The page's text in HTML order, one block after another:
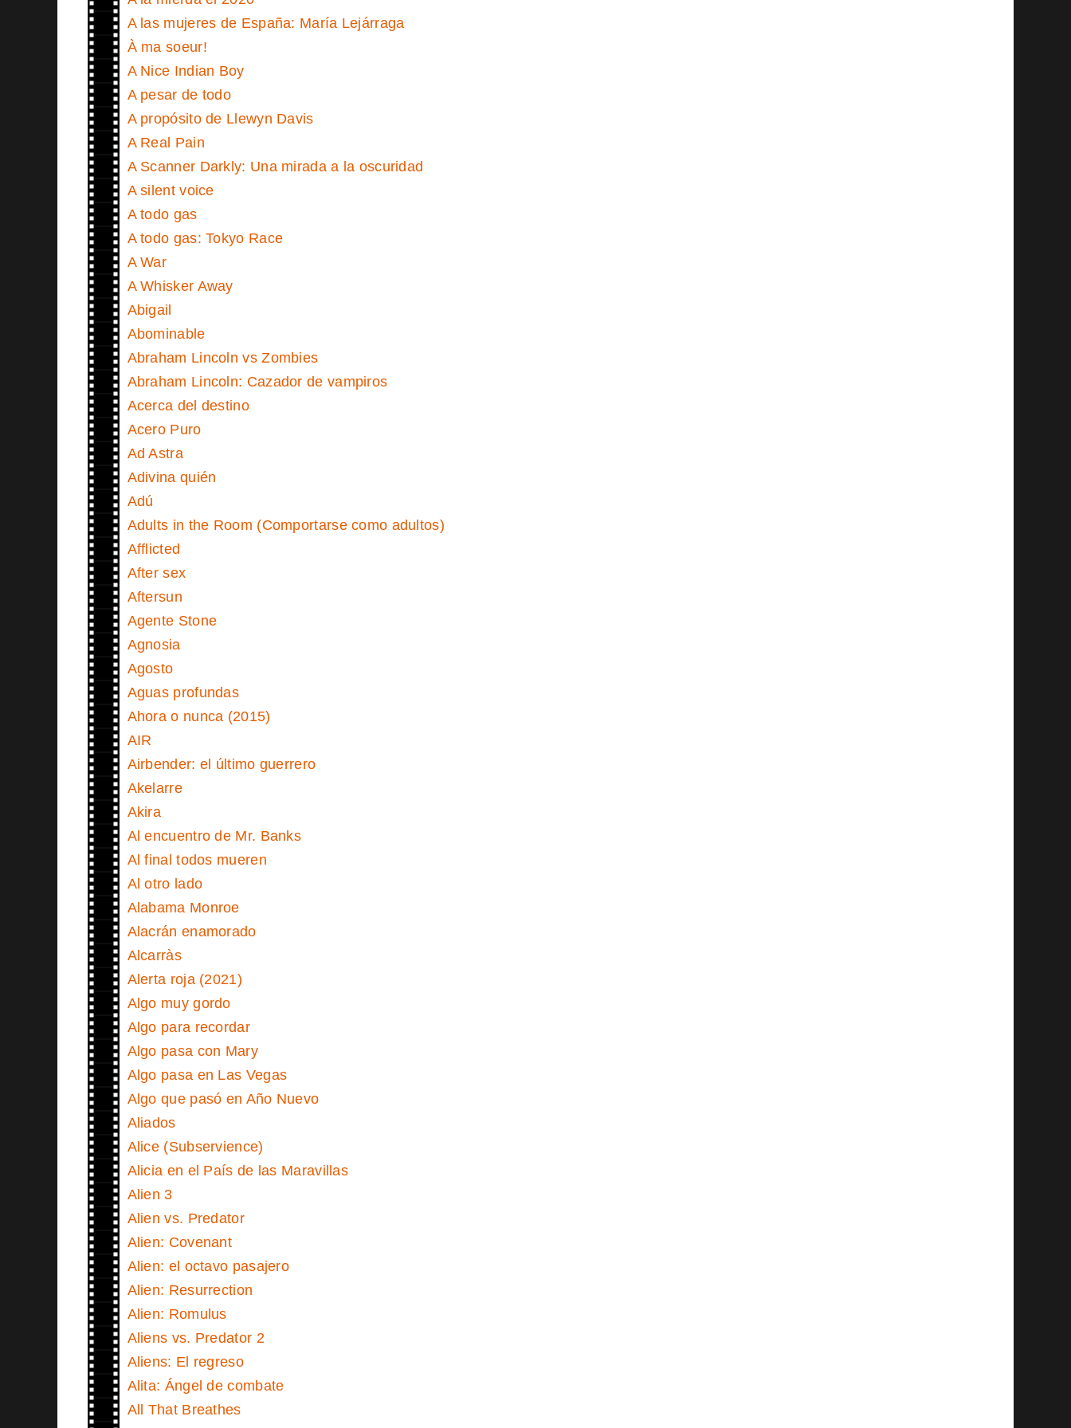
A las mujeres de España: María Lejárraga
À ma soeur!
A Nice Indian Boy
A pesar de todo
A propósito de Llewyn Davis
A Real Pain
A Scanner Darkly: Una mirada a la oscuridad
A silent voice
A todo gas
A todo gas: Tokyo Race
A War
A Whisker Away
Abigail
Abominable
Abraham Lincoln vs Zombies
Abraham Lincoln: Cazador de vampiros
Acerca del destino
Acero Puro
Ad Astra
Adivina quién
Adú
Adults in the Room (Comportarse como adultos)
Afflicted
After sex
Aftersun
Agente Stone
Agnosia
Agosto
Aguas profundas
Ahora o nunca (2015)
AIR
Airbender: el último guerrero
Akelarre
Akira
Al encuentro de Mr. Banks
Al final todos mueren
Al otro lado
Alabama Monroe
Alacrán enamorado
Alcarràs
Alerta roja (2021)
Algo muy gordo
Algo para recordar
Algo pasa con Mary
Algo pasa en Las Vegas
Algo que pasó en Año Nuevo
Aliados
Alice (Subservience)
Alicia en el País de las Maravillas
Alien 3
Alien vs. Predator
Alien: Covenant
Alien: el octavo pasajero
Alien: Resurrection
Alien: Romulus
Aliens vs. Predator 2
Aliens: El regreso
Alita: Ángel de combate
All That Breathes